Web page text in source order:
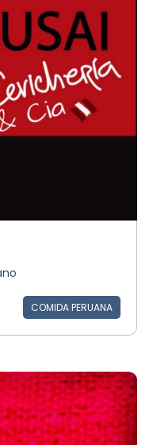
COMIDA PERUANA